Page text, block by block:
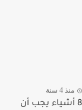
4 سنة
يجب أن